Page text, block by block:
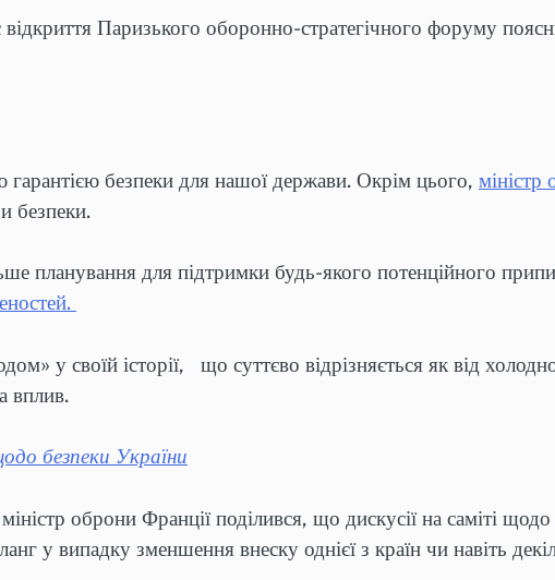
Паризького оборонно-стратегічного форуму
безпеки для нашої держави. Окрім цього, міністр
безпеки.
планування для підтримки будь-якого потенційного
у своїй історії, що суттєво відрізняється як від
вплив.
безпеки України
оброни Франції поділився, що дискусії на саміті
у випадку зменшення внеску однієї з країн чи навіть